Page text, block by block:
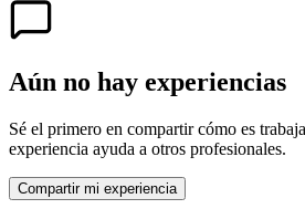
Aún no hay experiencias
Sé el primero en compartir cómo es
experiencia ayuda a otros profesionales.
Compartir mi experiencia